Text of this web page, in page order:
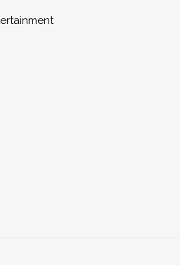
Travel the Canals of Venice